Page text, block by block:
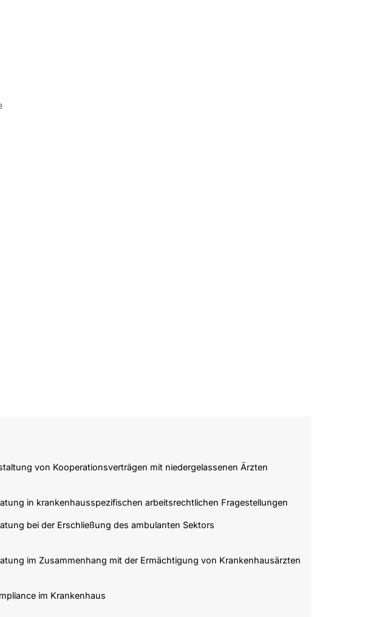
von Kooperationsverträgen mit niedergelassenen Ärzten
in krankenhausspezifischen arbeitsrechtlichen Fragestellungen
bei der Erschließung des ambulanten Sektors
im Zusammenhang mit der Ermächtigung von Krankenhausärzten
im Krankenhaus